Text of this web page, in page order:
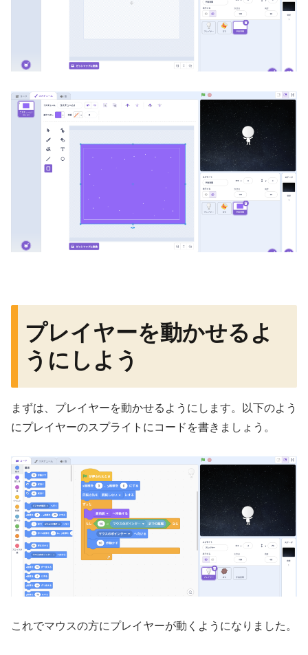
プレイヤーを動かせるよ
うにしよう
まずは、プレイヤーを動かせるようにします。以下のよう
にプレイヤーのスプライトにコードを書きましょう。
これでマウスの方にプレイヤーが動くようになりました。